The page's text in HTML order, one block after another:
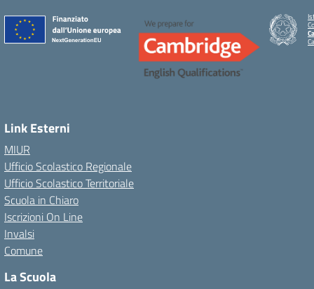
Link Esterni
MIUR
Ufficio Scolastico Regionale
Ufficio Scolastico Territoriale
Scuola in Chiaro
Iscrizioni On Line
Invalsi
Comune
La Scuola